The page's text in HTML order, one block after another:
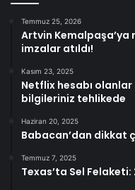
Temmuz 25, 2026
Artvin
imzalar atıldı!
Kasım 23, 2025
Netflix hesabı
bilgileriniz tehlikede
Haziran 20, 2025
Babacan’dan dikkat
Temmuz 7, 2025
Texas’ta Sel Felaketi: